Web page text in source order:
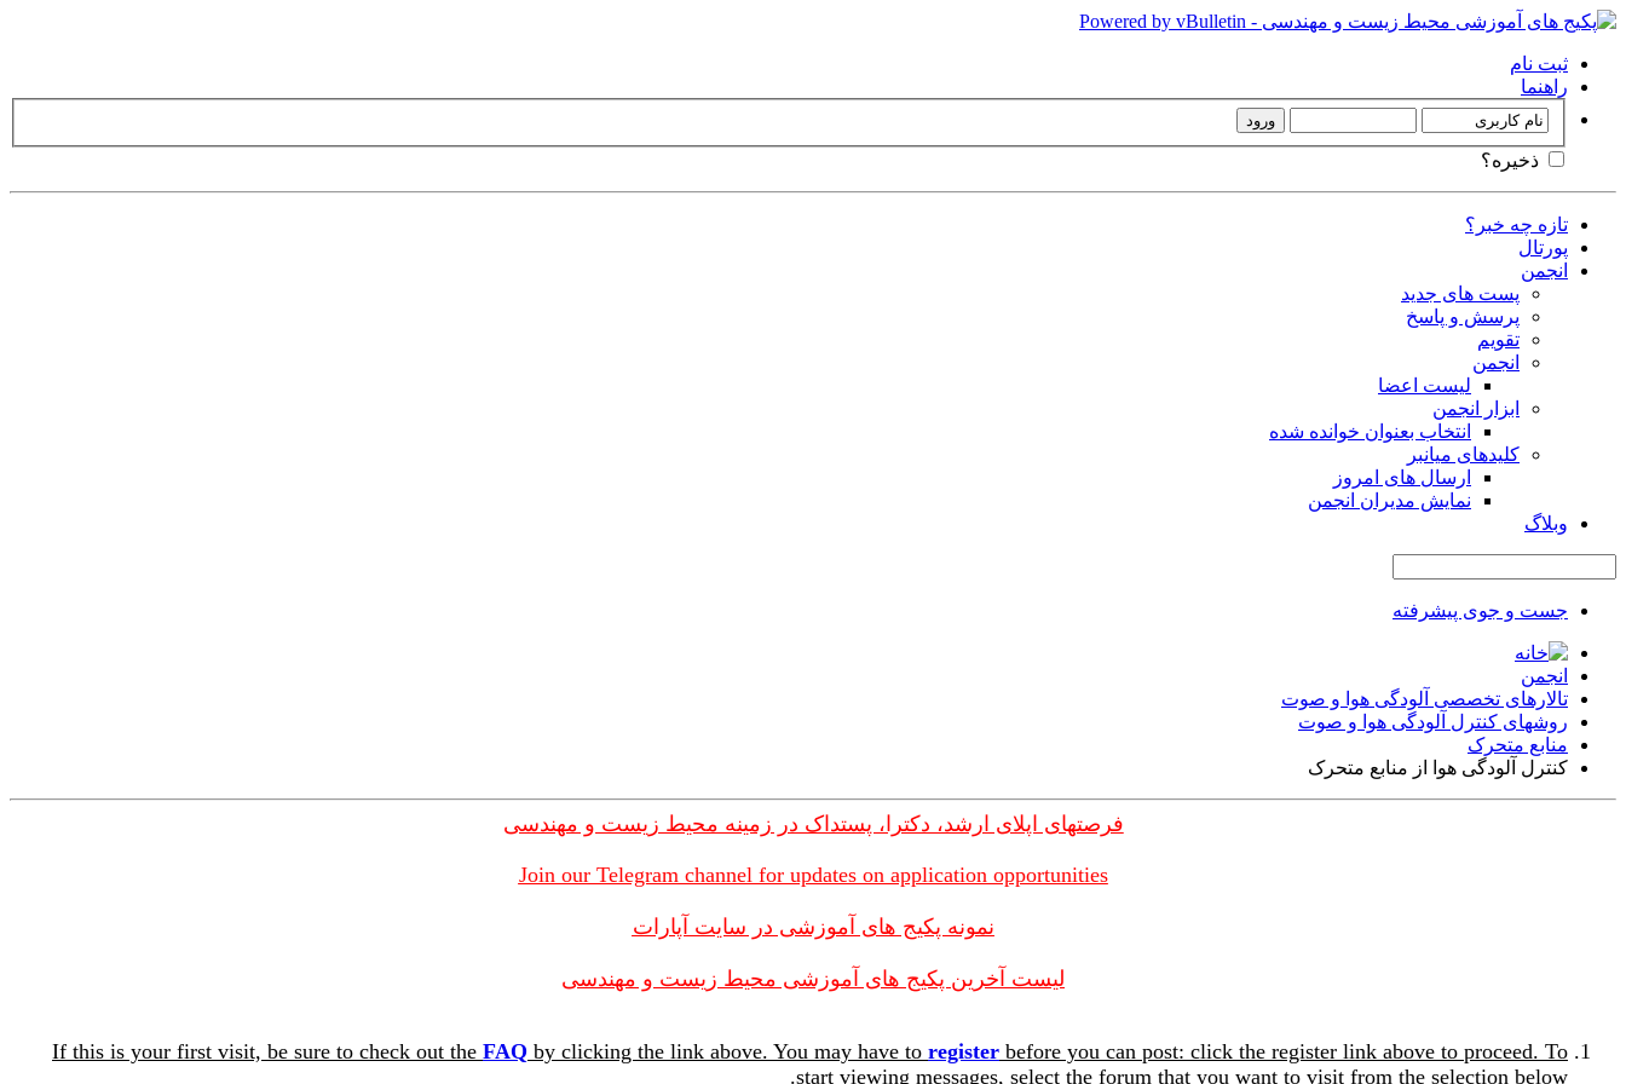
ثبت نام
راهنما
ذخیره؟
تازه چه خبر؟
پورتال
انجمن
پست های جدید
پرسش و پاسخ
تقویم
انجمن
لیست اعضا
ابزار انجمن
انتخاب بعنوان خوانده شده
کلیدهای میانبر
ارسال های امروز
نمایش مدیران انجمن
وبلاگ
جست و جوی پیشرفته
انجمن
تالارهای تخصصی آلودگی هوا و صوت
روشهای کنترل آلودگی هوا و صوت
منابع متحرک
کنترل آلودگی هوا از منابع متحرک
فرصتهای اپلای ارشد، دکترا، پستداک در زمینه محیط زیست و مهندسی
Join our Telegram channel for updates on application opportunities
نمونه پکیج های آموزشی در سایت آپارات
لیست آخرین پکیج های آموزشی محیط زیست و مهندسی
If this is your first visit, be sure to check out the FAQ by clicking the link above. You may have to register before you can post: click the register link above to proceed. To
start viewing messages, select the forum that you want to visit from the selection below.